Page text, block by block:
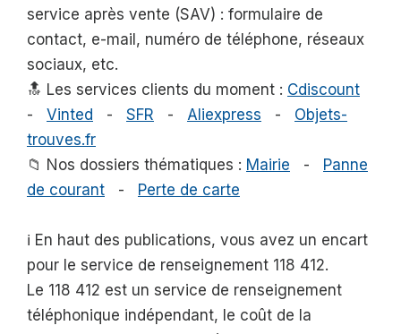
service après vente (SAV) : formulaire de
contact, e-mail, numéro de téléphone, réseaux
sociaux, etc.
🔝 Les services clients du moment : Cdiscount
- Vinted - SFR - Aliexpress - Objets-
trouves.fr
📁 Nos dossiers thématiques : Mairie - Panne
de courant - Perte de carte
ℹ️ En haut des publications, vous avez un encart
pour le service de renseignement 118 412.
Le 118 412 est un service de renseignement
téléphonique indépendant, le coût de la